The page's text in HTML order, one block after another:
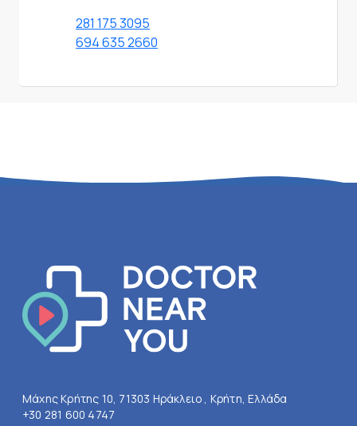
281 175 3095
694 635 2660
Μάχης Κρήτης 10, 71303 Ηράκλειο , Κρήτη, Ελλάδα
+30 281 600 4747